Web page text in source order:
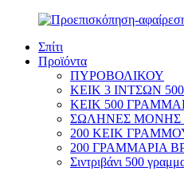
Σπίτι
Προϊόντα
ΠΥΡΟΒΟΛΙΚΟΥ
ΚΕΙΚ 3 ΙΝΤΣΩΝ
ΚΕΙΚ 500
ΣΩΛΗΝΕΣ ΜΟΝΗΣ
200 ΚΕΙΚ
200 ΓΡΑΜΜΑΡΙΑ
Σιντριβάνι 500